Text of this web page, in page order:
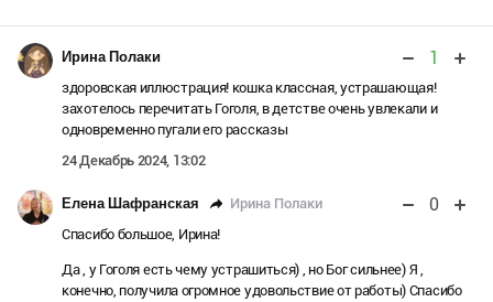
Ирина Полаки 1
здоровская иллюстрация! кошка классная, устрашающая!
захотелось перечитать Гоголя, в детстве очень увлекали и
одновременно пугали его рассказы
24 Декабрь 2024, 13:02
Елена Шафранская Ирина Полаки 0
Спасибо большое, Ирина!
Да , у Гоголя есть чему устрашиться) , но Бог сильнее) Я ,
конечно, получила огромное удовольствие от работы) Спасибо